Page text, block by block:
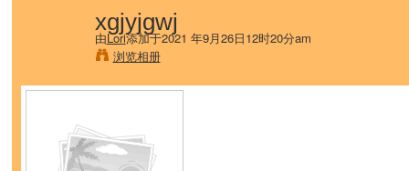
xgjyjgwj
由Lori添加于2021 年9月26日12时20分am
浏览相册